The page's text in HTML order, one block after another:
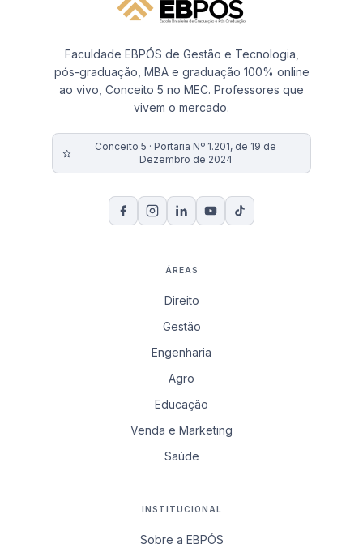
Faculdade EBPÓS de Gestão e Tecnologia,
pós-graduação, MBA e graduação 100% online
ao vivo, Conceito 5 no MEC. Professores que
vivem o mercado.
Conceito 5 · Portaria Nº 1.201, de 19 de
Dezembro de 2024
ÁREAS
Direito
Gestão
Engenharia
Agro
Educação
Venda e Marketing
Saúde
INSTITUCIONAL
Sobre a EBPÓS